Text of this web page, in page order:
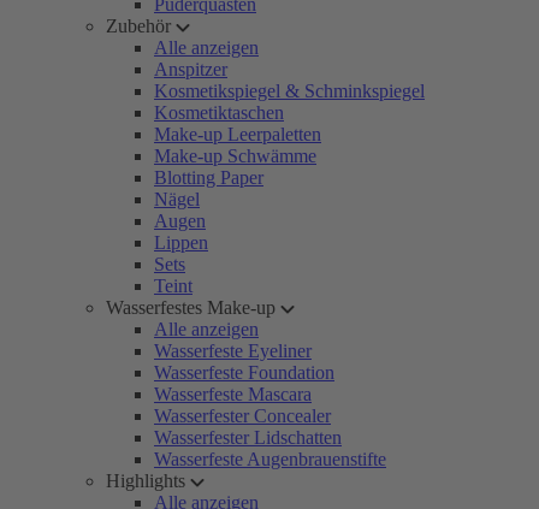
Puderquasten
Zubehör
Alle anzeigen
Anspitzer
Kosmetikspiegel & Schminkspiegel
Kosmetiktaschen
Make-up Leerpaletten
Make-up Schwämme
Blotting Paper
Nägel
Augen
Lippen
Sets
Teint
Wasserfestes Make-up
Alle anzeigen
Wasserfeste Eyeliner
Wasserfeste Foundation
Wasserfeste Mascara
Wasserfester Concealer
Wasserfester Lidschatten
Wasserfeste Augenbrauenstifte
Highlights
Alle anzeigen